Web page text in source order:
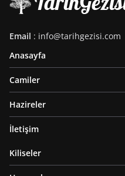
Email : info@tarihgezisi.com
Anasayfa
Camiler
Hazireler
İletişim
Kiliseler